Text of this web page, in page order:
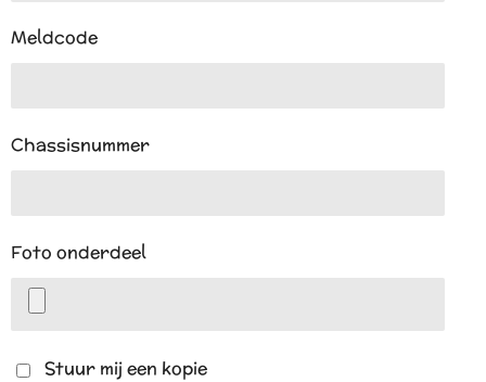
Meldcode
Chassisnummer
Foto onderdeel
Stuur mij een kopie